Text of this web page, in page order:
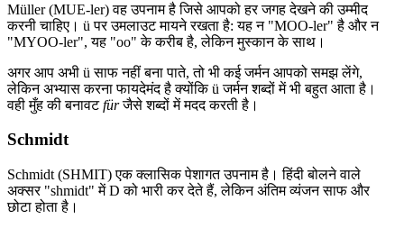
Müller (MUE-ler) वह उपनाम है जिसे आपको हर जगह देखने की उम्मीद
करनी चाहिए। ü पर उमलाउट मायने रखता है: यह न "MOO-ler" है और न
"MYOO-ler", यह "oo" के करीब है, लेकिन मुस्कान के साथ।
अगर आप अभी ü साफ नहीं बना पाते, तो भी कई जर्मन आपको समझ लेंगे,
लेकिन अभ्यास करना फायदेमंद है क्योंकि ü जर्मन शब्दों में भी बहुत आता है।
वही मुँह की बनावटfürजैसे शब्दों में मदद करती है।
Schmidt
Schmidt (SHMIT) एक क्लासिक पेशागत उपनाम है। हिंदी बोलने वाले
अक्सर "shmidt" में D को भारी कर देते हैं, लेकिन अंतिम व्यंजन साफ और
छोटा होता है।